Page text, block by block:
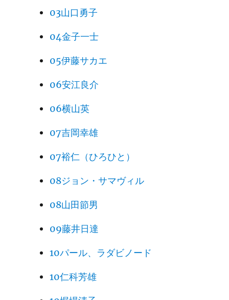
03山口勇子
04金子一士
05伊藤サカエ
06安江良介
06横山英
07吉岡幸雄
07裕仁（ひろひと）
08ジョン・サマヴィル
08山田節男
09藤井日達
10パール、ラダビノード
10仁科芳雄